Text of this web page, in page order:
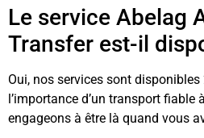
Le service Abelag
Transfer est-il
Oui, nos services sont
l’importance d’un transport fiable
engageons à être là quand vous